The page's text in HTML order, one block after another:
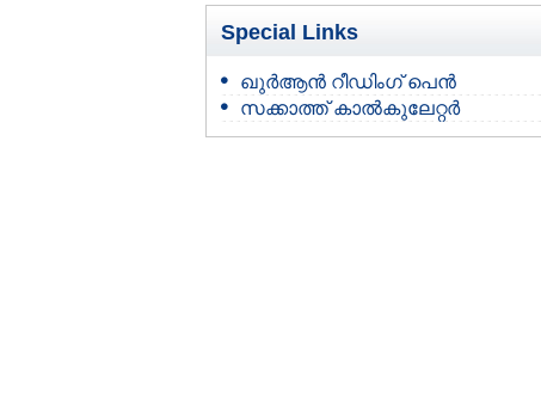
Special Links
ഖുർആൻ റീഡിംഗ് പെൻ
സക്കാത്ത് കാൽകുലേറ്റർ